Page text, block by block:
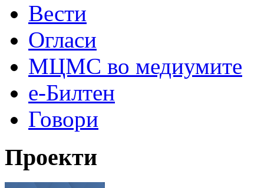
Вести
Огласи
МЦМС во медиумите
е-Билтен
Говори
Проекти